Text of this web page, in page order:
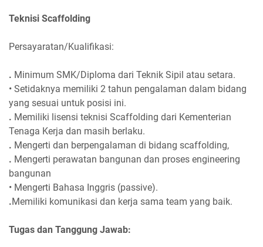
Teknisi Scaffolding
Persayaratan/Kualifikasi:
. Minimum SMK/Diploma dari Teknik Sipil atau setara.
• Setidaknya memiliki 2 tahun pengalaman dalam bidang
yang sesuai untuk posisi ini.
. Memiliki lisensi teknisi Scaffolding dari Kementerian
Tenaga Kerja dan masih berlaku.
. Mengerti dan berpengalaman di bidang scaffolding,
. Mengerti perawatan bangunan dan proses engineering
bangunan
• Mengerti Bahasa Inggris (passive).
.Memiliki komunikasi dan kerja sama team yang baik.
Tugas dan Tanggung Jawab: